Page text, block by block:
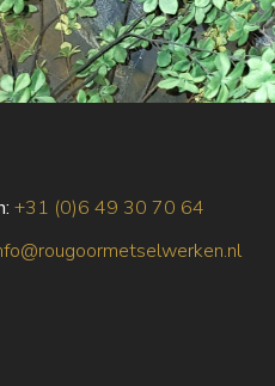
+31 (0)6 49 30 70 64